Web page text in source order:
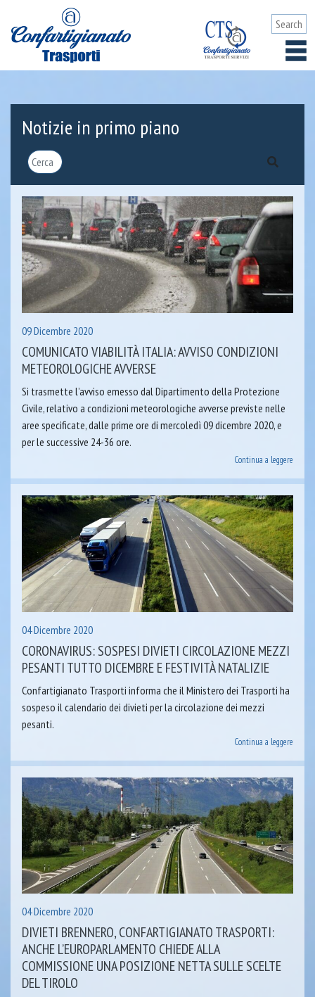
Notizie in primo piano
09 Dicembre 2020
COMUNICATO VIABILITÀ ITALIA: AVVISO CONDIZIONI
METEOROLOGICHE AVVERSE
Si trasmette l’avviso emesso dal Dipartimento della Protezione
Civile, relativo a condizioni meteorologiche avverse previste nelle
aree specificate, dalle prime ore di mercoledì 09 dicembre 2020, e
per le successive 24-36 ore.
Continua a leggere
04 Dicembre 2020
CORONAVIRUS: SOSPESI DIVIETI CIRCOLAZIONE MEZZI
PESANTI TUTTO DICEMBRE E FESTIVITÀ NATALIZIE
Confartigianato Trasporti informa che il Ministero dei Trasporti ha
sospeso il calendario dei divieti per la circolazione dei mezzi
pesanti.
Continua a leggere
04 Dicembre 2020
DIVIETI BRENNERO, CONFARTIGIANATO TRASPORTI:
ANCHE L’EUROPARLAMENTO CHIEDE ALLA
COMMISSIONE UNA POSIZIONE NETTA SULLE SCELTE
DEL TIROLO